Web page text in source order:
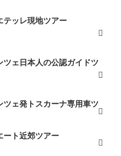
テッレ現地ツアー
ツェ日本人の公認ガイドツ
ツェ発トスカーナ専用車ツ
ート近郊ツアー